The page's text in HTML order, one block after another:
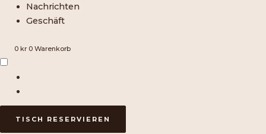
Nachrichten
Geschäft
0 kr 0 Warenkorb
TISCH RESERVIEREN